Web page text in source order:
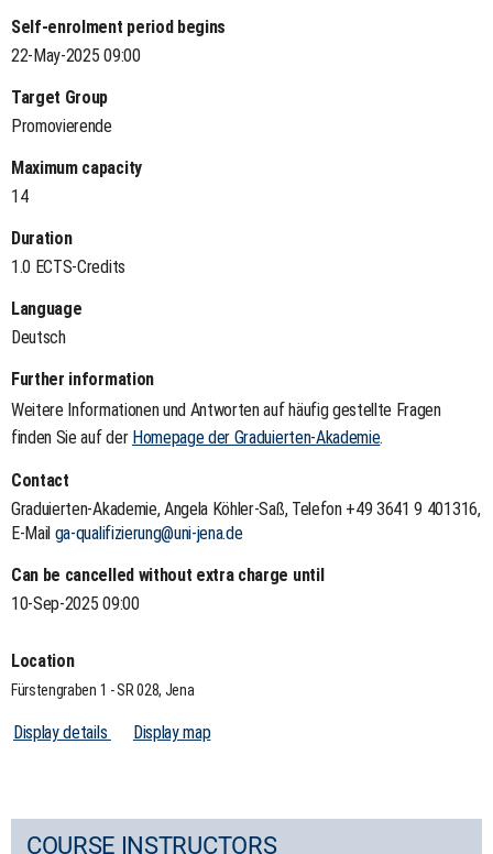
Self-enrolment period begins
22-May-2025 09:00
Target Group
Promovierende
Maximum capacity
14
Duration
1.0 ECTS-Credits
Language
Deutsch
Further information
Weitere Informationen und Antworten auf häufig gestellte Fragen
finden Sie auf der Homepage der Graduierten-Akademie.
Contact
Graduierten-Akademie, Angela Köhler-Saß, Telefon +49 3641 9 401316,
E-Mail ga-qualifizierung@uni-jena.de
Can be cancelled without extra charge until
10-Sep-2025 09:00
Location
Fürstengraben 1 - SR 028, Jena
Display details Display map
COURSE INSTRUCTORS